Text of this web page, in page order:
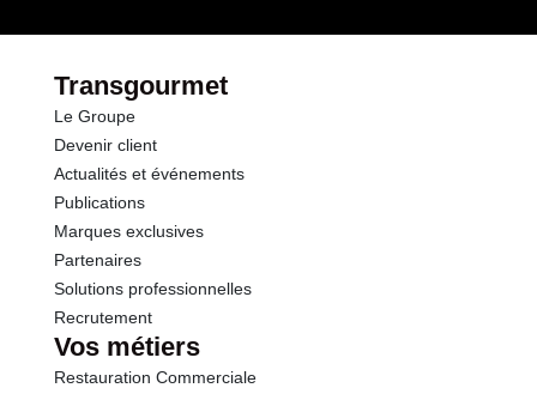
Sel
Transgourmet
Le Groupe
Devenir client
Actualités et événements
Publications
Marques exclusives
Partenaires
Solutions professionnelles
Recrutement
Vos métiers
Restauration Commerciale